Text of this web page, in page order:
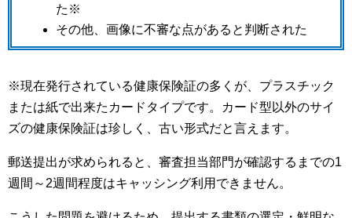
た※
その他、画像に不審な点があると判断された
※現在発行されている健康保険証の多くが、プラスチック
または紙で出来たカードタイプです。カード型以外のサイ
ズの健康保険証は珍しく、古い形式だと言えます。
郵送提出が求められると、審査担当部門が確認するまでの1
週間～2週間程度はキャッシング利用できません。